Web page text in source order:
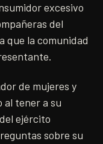
excesivo
del
que la comunidad
de mujeres y
al tener a su
ejército
sobre su